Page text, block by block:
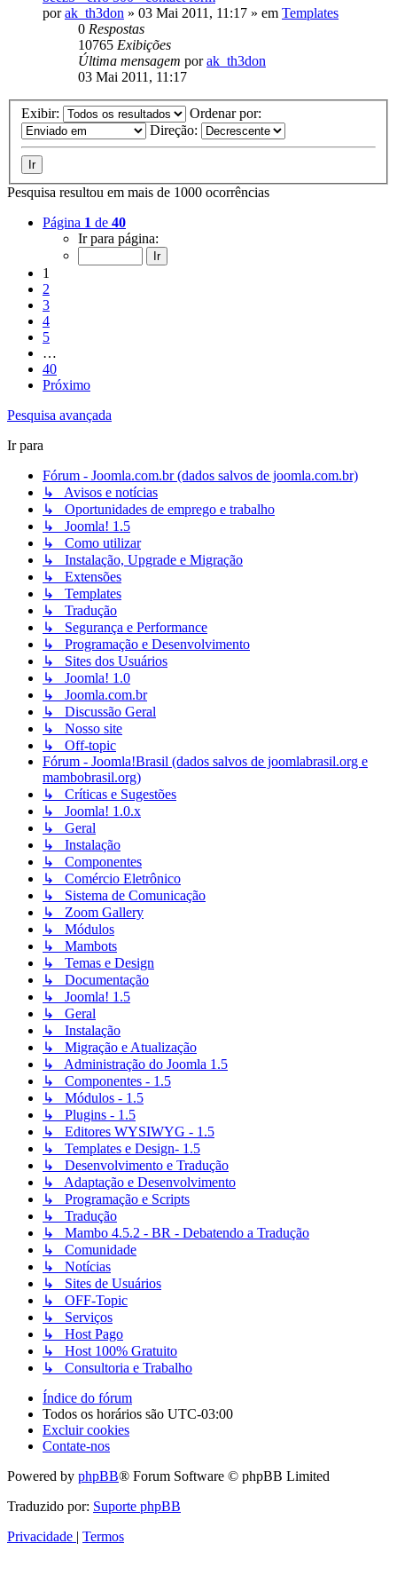
porak_th3don » 03 Mai 2011, 11:17 » em Templates
0 Respostas
10765 Exibições
Última mensagem porak_th3don
03 Mai 2011, 11:17
Exibir:
Ordenar por:
Direção:
Pesquisa resultou em mais de 1000 ocorrências
Página 1 de 40
Ir para página:
1
2
3
4
5
…
40
Próximo
Pesquisa avançada
Ir para
Fórum - Joomla.com.br (dados salvos de joomla.com.br)
↳ Avisos e notícias
↳ Oportunidades de emprego e trabalho
↳ Joomla! 1.5
↳ Como utilizar
↳ Instalação, Upgrade e Migração
↳ Extensões
↳ Templates
↳ Tradução
↳ Segurança e Performance
↳ Programação e Desenvolvimento
↳ Sites dos Usuários
↳ Joomla! 1.0
↳ Joomla.com.br
↳ Discussão Geral
↳ Nosso site
↳ Off-topic
Fórum - Joomla!Brasil (dados salvos de joomlabrasil.org e
mambobrasil.org)
↳ Críticas e Sugestões
↳ Joomla! 1.0.x
↳ Geral
↳ Instalação
↳ Componentes
↳ Comércio Eletrônico
↳ Sistema de Comunicação
↳ Zoom Gallery
↳ Módulos
↳ Mambots
↳ Temas e Design
↳ Documentação
↳ Joomla! 1.5
↳ Geral
↳ Instalação
↳ Migração e Atualização
↳ Administração do Joomla 1.5
↳ Componentes - 1.5
↳ Módulos - 1.5
↳ Plugins - 1.5
↳ Editores WYSIWYG - 1.5
↳ Templates e Design- 1.5
↳ Desenvolvimento e Tradução
↳ Adaptação e Desenvolvimento
↳ Programação e Scripts
↳ Tradução
↳ Mambo 4.5.2 - BR - Debatendo a Tradução
↳ Comunidade
↳ Notícias
↳ Sites de Usuários
↳ OFF-Topic
↳ Serviços
↳ Host Pago
↳ Host 100% Gratuito
↳ Consultoria e Trabalho
Índice do fórum
Todos os horários são UTC-03:00
Excluir cookies
Contate-nos
Powered by phpBB® Forum Software © phpBB Limited
Traduzido por: Suporte phpBB
Privacidade
Termos